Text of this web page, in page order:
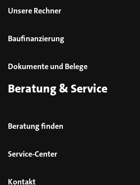
Unsere Rechner
Baufinanzierung
Dokumente und Belege
Beratung & Service
Beratung finden
Service-Center
Kontakt